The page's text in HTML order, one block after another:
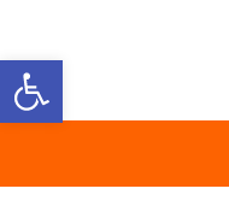
פתח